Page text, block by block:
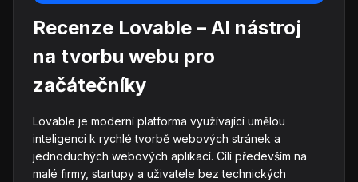
Recenze Lovable – AI nástroj
na tvorbu webu pro
začátečníky
Lovable je moderní platforma využívající umělou
inteligenci k rychlé tvorbě webových stránek a
jednoduchých webových aplikací. Cílí především na
malé firmy, startupy a uživatele bez technických